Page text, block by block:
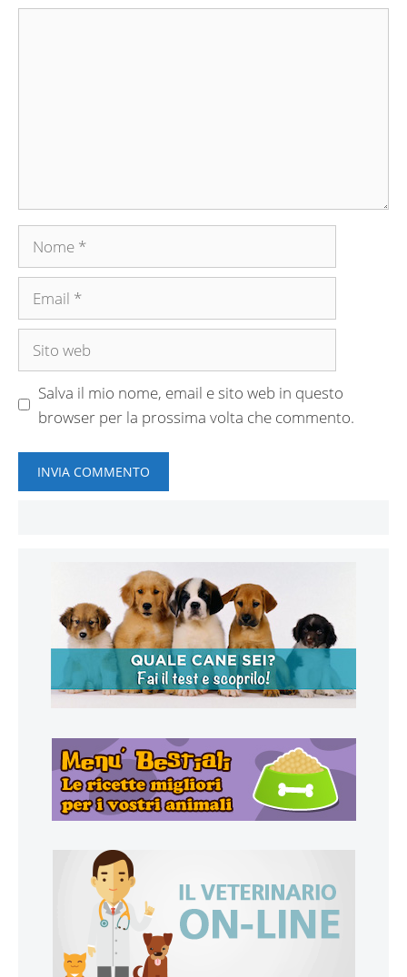
Salva il mio nome, email e sito web in questo
browser per la prossima volta che commento.